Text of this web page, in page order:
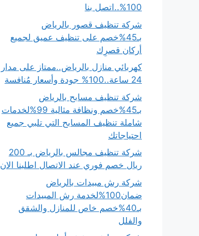
100%..اتصل بنا
شركة تنظيف قصور بالرياض
بـ45%خصم على تنظيف عميق لجميع
أركان قصرِك
كهربائي منازل بالرياض..ممتاز على مدار
24 ساعة..100% جودة وأسعار مُنافسة
شركة تنظيف مسابح بالرياض
بـ45%خصم ونظافة مثالية 99%لخدمات
شاملة تنظيف المسابح التي تلبي جميع
احتياجاتك
شركة تنظيف مجالس بالرياض بـ 200
ريال خصم فوري عند الاتصال اطلبنا الان
شركة رش مبيدات بالرياض
ضمان100%لخدمة رش المبيدات
بـ40%خصم خاص للمنازل والشقق
والفلل